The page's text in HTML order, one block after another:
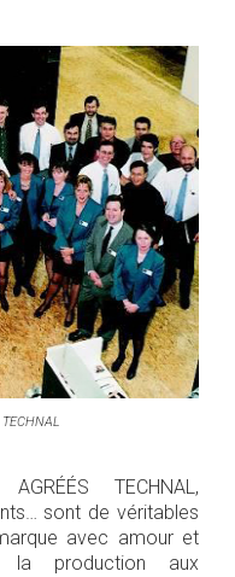
TECHNAL,
sont de véritables
avec amour et
la production aux